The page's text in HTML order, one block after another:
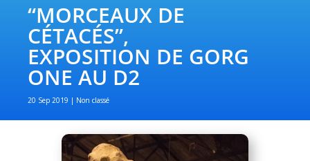
“MORCEAUX DE
CÉTACÉS”,
EXPOSITION DE GORG
ONE AU D2
20 Sep 2019 Non classé